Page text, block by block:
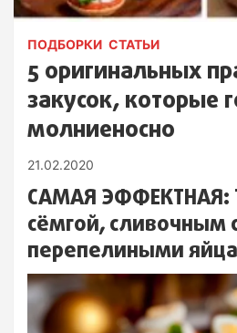
ПОДБОРКИ СТАТЬИ
5 оригинальных
закусок, которые
молниеносно
21.02.2020
САМАЯ ЭФФЕКТНАЯ:
сёмгой, сливочным
перепелиными